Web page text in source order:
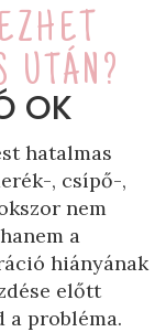
UTÁN?
OK
hatalmas
, csípő-,
nem
a
hiányának
előtt
a probléma.